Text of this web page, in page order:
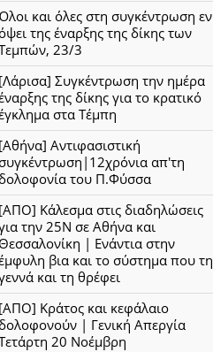
και όλες στη συγκέντρωση εν
της έναρξης της δίκης των
23/3
[Λάρισα] Συγκέντρωση την ημέρα
της δίκης για το κρατικό
στα Τέμπη
[Αθήνα] Αντιφασιστική
απ'τη
του Π.Φύσσα
[ΑΠΟ] Κάλεσμα στις διαδηλώσεις
την 25Ν σε Αθήνα και
Θεσσαλονίκη | Ενάντια στην
βια και το σύστημα που τη
και τη θρέφει
[ΑΠΟ] Κράτος και κεφάλαιο
| Γενική Απεργία
20 Νοέμβρη